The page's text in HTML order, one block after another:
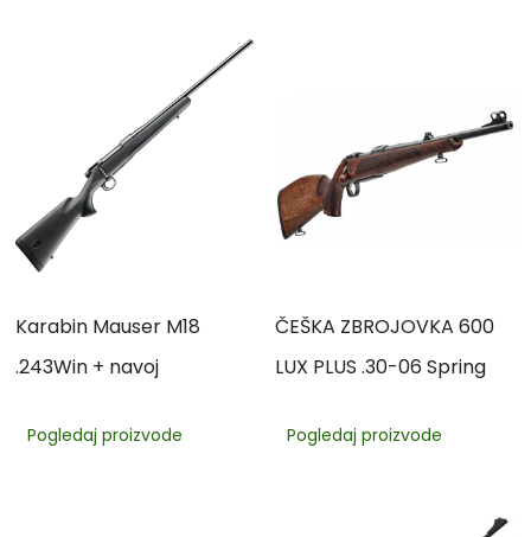
Karabin Mauser M18
.243Win + navoj
Pogledaj proizvode
ČEŠKA ZBROJOVKA 600
LUX PLUS .30-06 Spring
Pogledaj proizvode